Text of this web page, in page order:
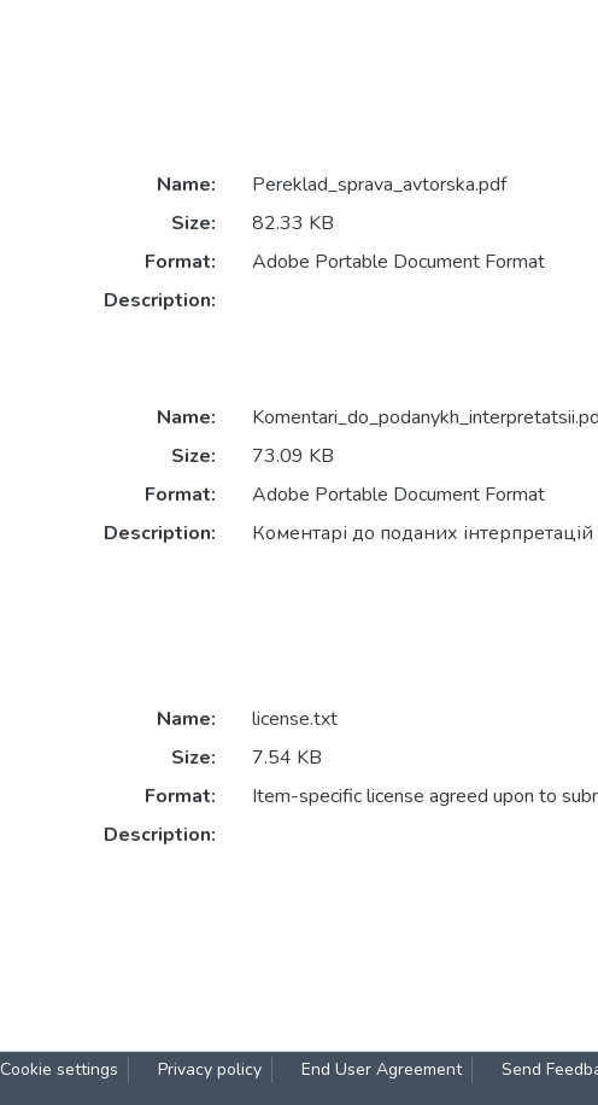
Name:
Pereklad_sprava_avtorska.pdf
Size:
82.33 KB
Format:
Adobe Portable Document Format
Description:
Name:
Size:
73.09 KB
Format:
Adobe Portable Document Format
Description:
Коментарі до поданих інтерпретацій
Name:
license.txt
Size:
7.54 KB
Format:
Item-specific license agreed upon to
Description:
Cookie settings Privacy policy End User Agreement Send